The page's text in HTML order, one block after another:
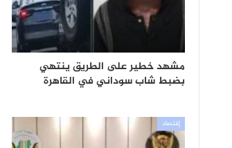
مشهد خطير على الطريق ينتهي
بضبط شاب سوداني في القاهرة
إقتصاد